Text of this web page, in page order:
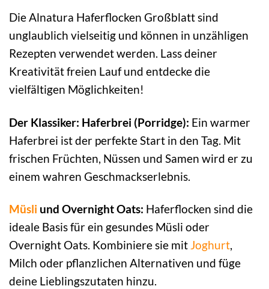
Die Alnatura Haferflocken Großblatt sind
unglaublich vielseitig und können in unzähligen
Rezepten verwendet werden. Lass deiner
Kreativität freien Lauf und entdecke die
vielfältigen Möglichkeiten!
Der Klassiker: Haferbrei (Porridge): Ein warmer
Haferbrei ist der perfekte Start in den Tag. Mit
frischen Früchten, Nüssen und Samen wird er zu
einem wahren Geschmackserlebnis.
Müsli und Overnight Oats: Haferflocken sind die
ideale Basis für ein gesundes Müsli oder
Overnight Oats. Kombiniere sie mit Joghurt,
Milch oder pflanzlichen Alternativen und füge
deine Lieblingszutaten hinzu.